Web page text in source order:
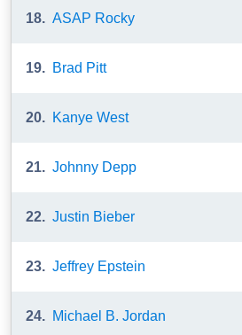
18. ASAP Rocky
19. Brad Pitt
20. Kanye West
21. Johnny Depp
22. Justin Bieber
23. Jeffrey Epstein
24. Michael B. Jordan